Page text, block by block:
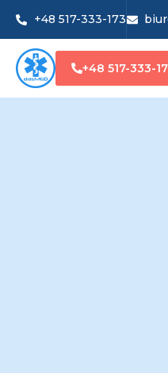
+48 517-333-173
+48 517-333-